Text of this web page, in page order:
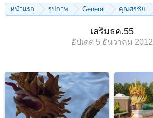
หน้าแรก รูปภาพ General คุณศรชัย
เสริมธค.55
อัปเดต 5 ธันวาคม 2012